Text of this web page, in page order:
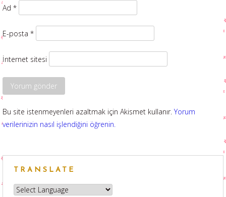
Ad *
E-posta *
İnternet sitesi
Bu site istenmeyenleri azaltmak için Akismet kullanır. Yorum
verilerinizin nasıl işlendiğini öğrenin.
TRANSLATE